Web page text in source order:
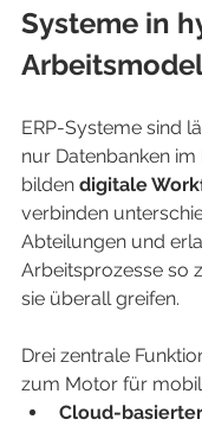
Systeme in
ERP-Systeme sind
nur Datenbanken
bilden digitale
verbinden
Abteilungen und
Arbeitsprozesse so
sie überall greifen.
Drei zentrale
zum Motor für
Cloud-basierter